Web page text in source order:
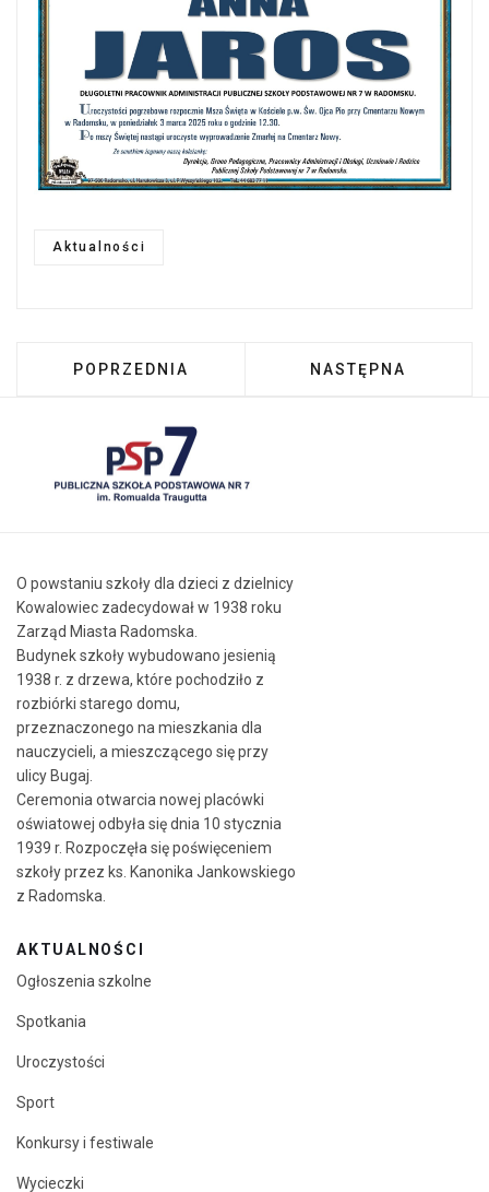
Aktualności
POPRZEDNIA STRONA: DZIEŃ KOBIET - Z
POPRZEDNIA NASTĘPNA
NASTĘPNA
O powstaniu szkoły dla dzieci z dzielnicy
Kowalowiec zadecydował w 1938 roku
Zarząd Miasta Radomska.
Budynek szkoły wybudowano jesienią
1938 r. z drzewa, które pochodziło z
rozbiórki starego domu,
przeznaczonego na mieszkania dla
nauczycieli, a mieszczącego się przy
ulicy Bugaj.
Ceremonia otwarcia nowej placówki
oświatowej odbyła się dnia 10 stycznia
1939 r. Rozpoczęła się poświęceniem
szkoły przez ks. Kanonika Jankowskiego
z Radomska.
AKTUALNOŚCI
Ogłoszenia szkolne
Spotkania
Uroczystości
Sport
Konkursy i festiwale
Wycieczki